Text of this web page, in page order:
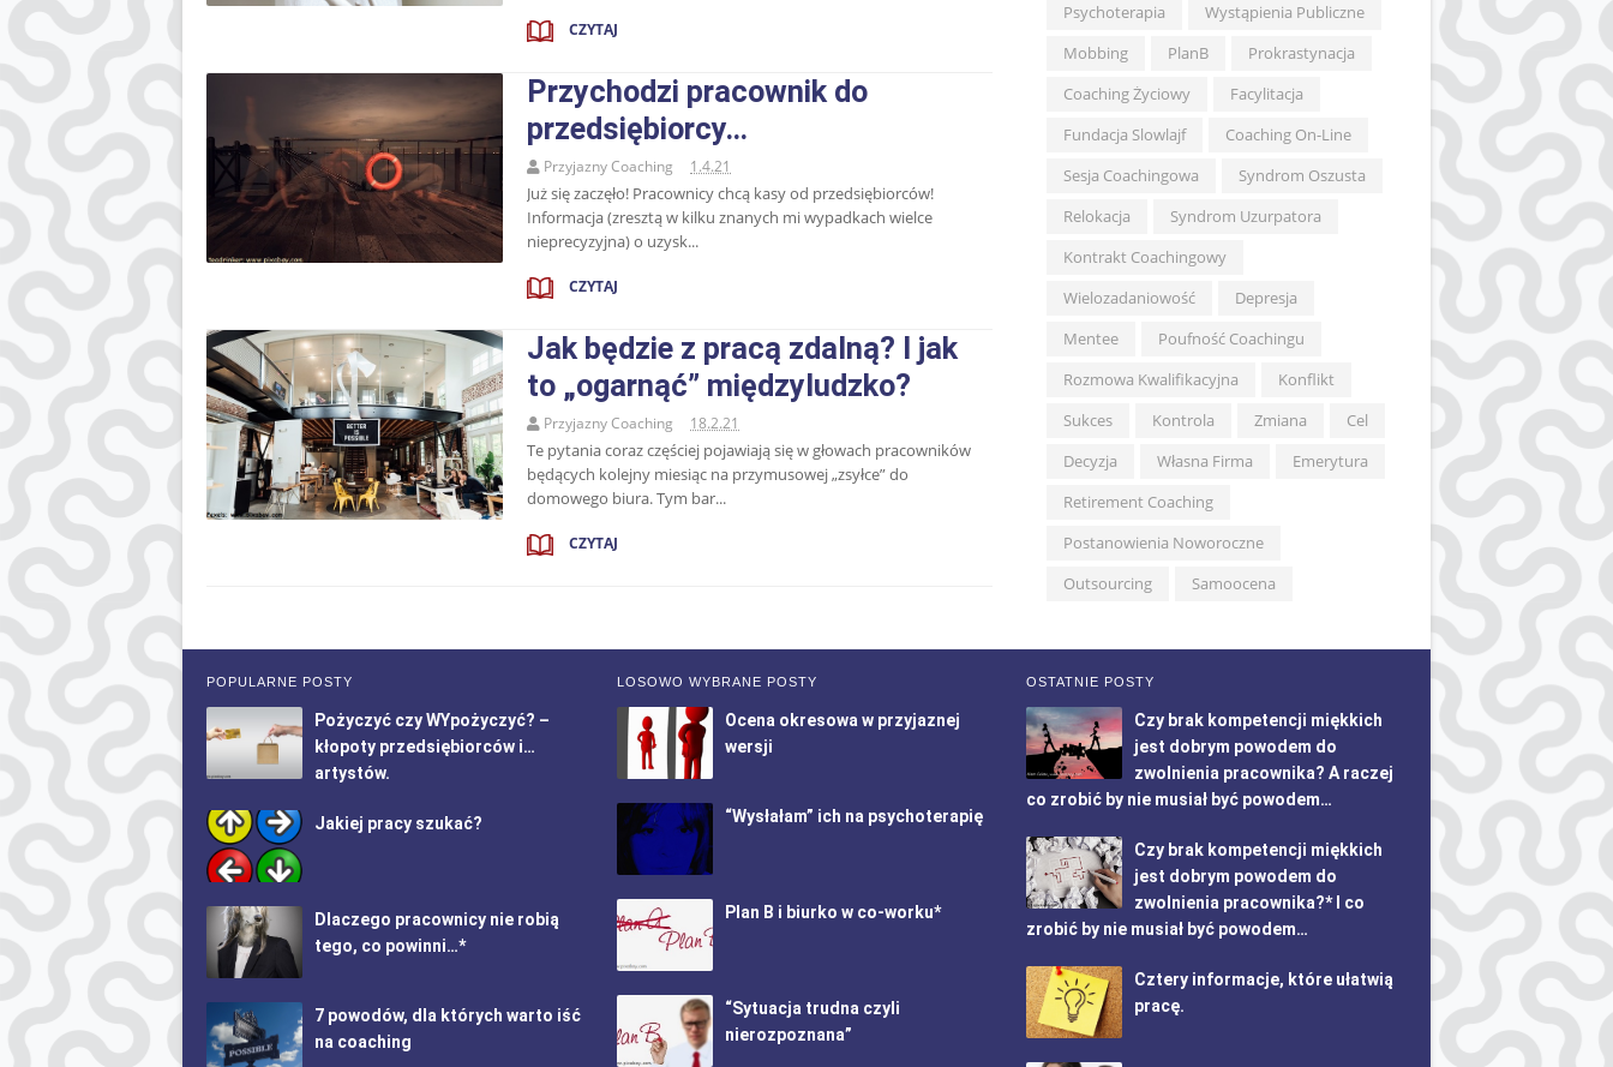
CZYTAJ
Przychodzi pracownik do
przedsiębiorcy…
Przyjazny Coaching 1.4.21
Już się zaczęło! Pracownicy chcą kasy od przedsiębiorców!
Informacja (zresztą w kilku znanych mi wypadkach wielce
nieprecyzyjna) o uzysk...
CZYTAJ
Jak będzie z pracą zdalną? I jak
to „ogarnąć” międzyludzko?
Przyjazny Coaching 18.2.21
Te pytania coraz częściej pojawiają się w głowach pracowników
będących kolejny miesiąc na przymusowej „zsyłce” do
domowego biura. Tym bar...
CZYTAJ
Psychoterapia
Wystąpienia Publiczne
Mobbing
PlanB
Prokrastynacja
Coaching Życiowy
Facylitacja
Fundacja Slowlajf
Coaching On-Line
Sesja Coachingowa
Syndrom Oszusta
Relokacja
Syndrom Uzurpatora
Kontrakt Coachingowy
Wielozadaniowość
Depresja
Mentee
Poufność Coachingu
Rozmowa Kwalifikacyjna
Konflikt
Sukces
Kontrola Zmiana
Cel
Decyzja
Własna Firma
Emerytura
Retirement Coaching
Postanowienia Noworoczne
Outsourcing
Samoocena
POPULARNE POSTY
Pożyczyć czy WYpożyczyć? –
kłopoty przedsiębiorców i…
artystów.
Jakiej pracy szukać?
Dlaczego pracownicy nie robią
tego, co powinni…*
7 powodów, dla których warto iść
na coaching
LOSOWO WYBRANE POSTY
Ocena okresowa w przyjaznej
wersji
“Wysłałam” ich na psychoterapię
Plan B i biurko w co-worku*
“Sytuacja trudna czyli
nierozpoznana”
OSTATNIE POSTY
Czy brak kompetencji miękkich
jest dobrym powodem do
zwolnienia pracownika? A raczej
co zrobić by nie musiał być powodem…
Czy brak kompetencji miękkich
jest dobrym powodem do
zwolnienia pracownika?* I co
zrobić by nie musiał być powodem…
Cztery informacje, które ułatwią
pracę.